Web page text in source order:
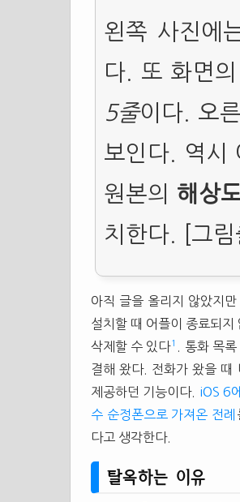
왼쪽 사진에
다. 또 화면
5줄이다. 오
보인다. 역시
원본의 해상
치한다. [그림
아직 글을 올리지 않았지만
설치할 때 어플이 종료되지
삭제할 수 있다1
. 통화 목
결해 왔다. 전화가 왔을
제공하던 기능이다.
iOS 6
수 순정폰으로 가져온 전례
다고 생각한다.
탈옥하는 이유